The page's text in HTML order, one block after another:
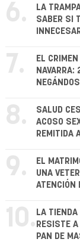
6.
LA
SABER SI
7.
EL
NAVARRA:
8.
SALUD
ACOSO
REMITIDA
9.
EL
UNA
ATENCIÓN
10. LA TIENDA
RESISTE
PAN DE